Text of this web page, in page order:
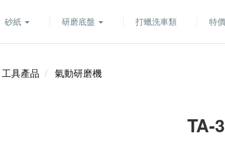
砂紙 研磨底盤 打蠟洗車類 特
工具產品 氣動研磨機
TA-